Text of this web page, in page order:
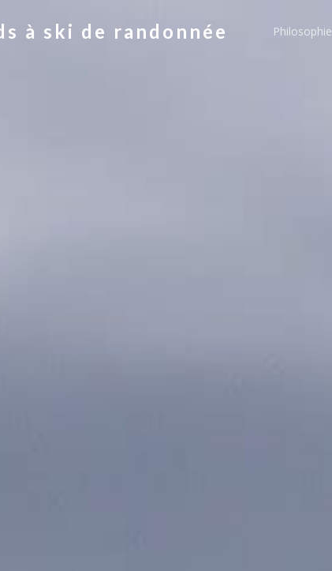
à ski de randonnée Philosophie